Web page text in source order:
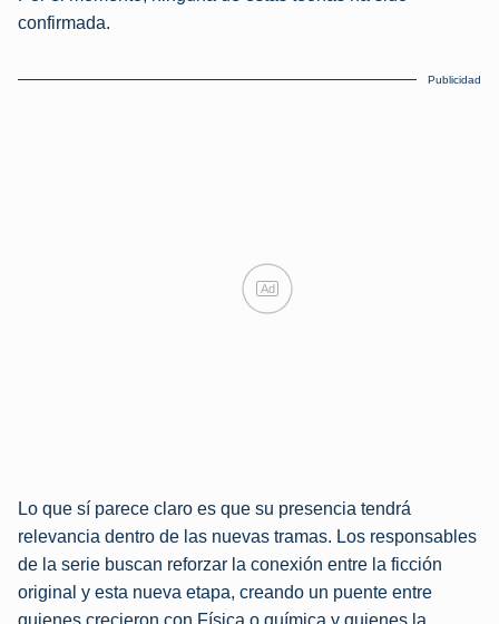
confirmada.
Publicidad
Ad
Lo que sí parece claro es que su presencia tendrá
relevancia dentro de las nuevas tramas. Los responsables
de la serie buscan reforzar la conexión entre la ficción
original y esta nueva etapa, creando un puente entre
quienes crecieron con Física o química y quienes la